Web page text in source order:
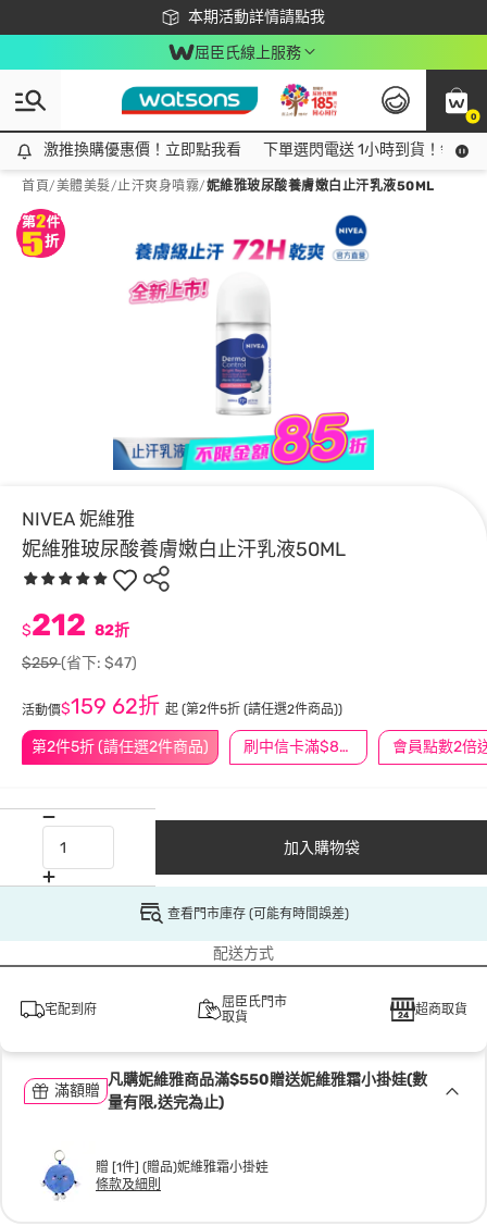
本期活動詳情請點我
下載app最高回饋$350
屈臣氏線上服務
0
激推換購優惠價！立即點我看
激推換購優惠價！立即點我看 下單選閃電送 1小時到貨！領神
首頁/美體美髮/止汗爽身噴霧/妮維雅玻尿酸養膚嫩白止汗乳液50ML
NIVEA 妮維雅
妮維雅玻尿酸養膚嫩白止汗乳液50ML
第2件5折 (請任選2件商品) 刷中信卡滿$888送3萬點 會員點數2倍
$212 82折
$259(省下: $47)
活動價$159 62折 起 (第2件5折 (請任選2件商品))
加入購物袋
查看門市庫存 (可能有時間誤差)
配送方式
宅配到府
屈臣氏門市
取貨
超商取貨
滿額贈
凡購妮維雅商品滿$550贈送妮維雅霜小掛娃(數
量有限,送完為止)
贈 [1件] (贈品)妮維雅霜小掛娃
條款及細則